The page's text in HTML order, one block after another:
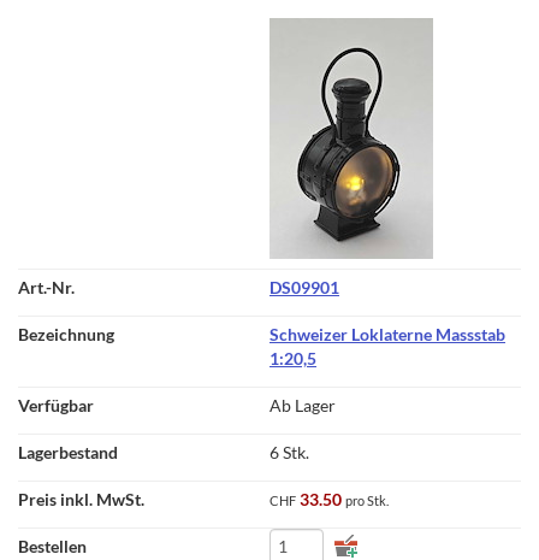
DS09901
Schweizer Loklaterne Massstab
1:20,5
Ab Lager
6 Stk.
CHF 33.50 pro Stk.